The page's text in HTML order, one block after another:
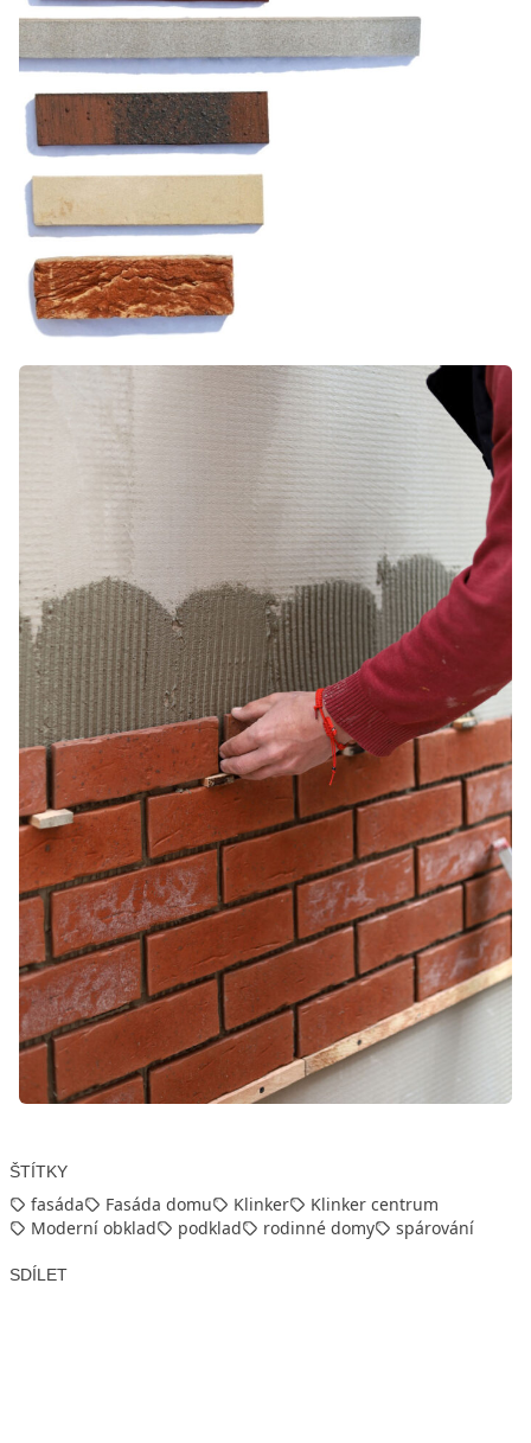
ŠTÍTKY
fasáda Fasáda domu Klinker
Klinker centrum
Moderní obklad
podklad rodinné domy spárování
SDÍLET